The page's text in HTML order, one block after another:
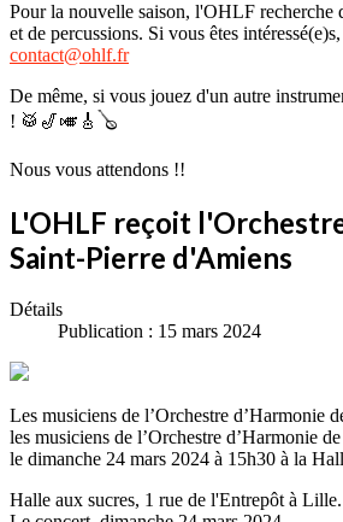
Pour la nouvelle saison, l'OHLF recherche
et de percussions. Si vous êtes
contact@ohlf.fr
De même, si vous jouez d'un autre
! 🥁🎷🎺🎸🪕
Nous vous attendons !!
L'OHLF reçoit
Saint-Pierre d'Amiens
Détails
Publication : 15 mars 2024
Les musiciens de l’Orchestre d’Harmonie
les musiciens de l’Orchestre d’Harmonie
le dimanche 24 mars 2024 à 15h30 à la
Halle aux sucres, 1 rue de l'Entrepôt à Lille.